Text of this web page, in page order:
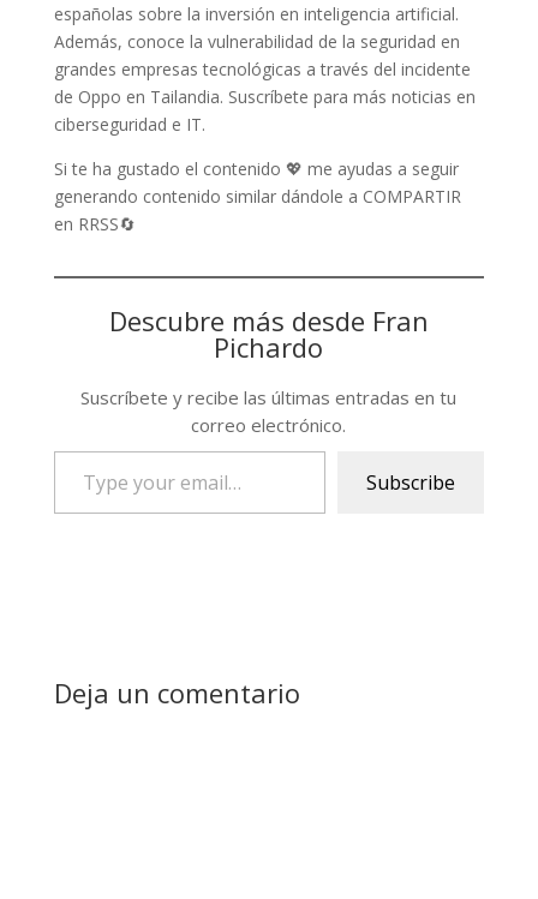
españolas sobre la inversión en inteligencia artificial.
Además, conoce la vulnerabilidad de la seguridad en
grandes empresas tecnológicas a través del incidente
de Oppo en Tailandia. Suscríbete para más noticias en
ciberseguridad e IT.
Si te ha gustado el contenido 💖 me ayudas a seguir
generando contenido similar dándole a COMPARTIR
en RRSS🔄
Descubre más desde Fran
Pichardo
Suscríbete y recibe las últimas entradas en tu
correo electrónico.
email…
Subscribe
Deja un comentario